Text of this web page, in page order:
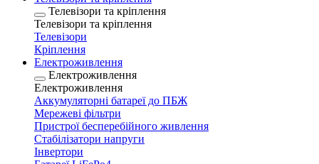
Телевізори та кріплення
Телевізори та кріплення
Телевізори
Кріплення
Електроживлення
Електроживлення
Електроживлення
Аккумуляторні батареї до ПБЖ
Мережеві фільтри
Пристрої бесперебійного живлення
Стабілізатори напруги
Інвертори